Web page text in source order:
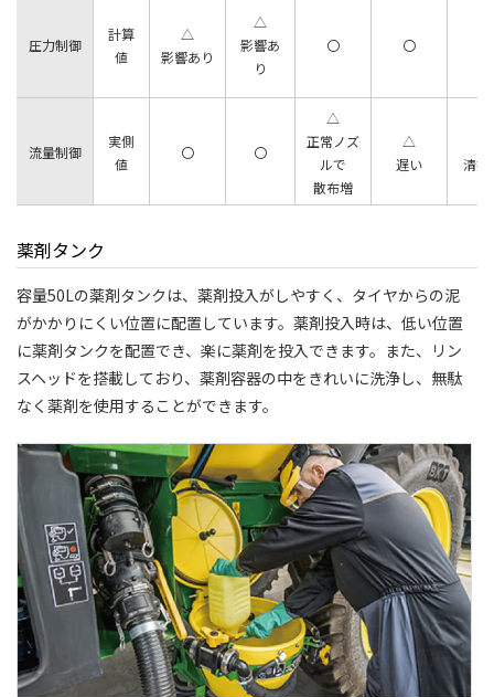
圧力制御
計算
値
△
影響あり
△
影響あ
り
〇 〇
流量制御
実側
値
〇 〇
△
正常ノズ
ルで
散布増
△
遅い
清掃
薬剤タンク
容量50Lの薬剤タンクは、薬剤投入がしやすく、タイヤからの泥
がかかりにくい位置に配置しています。薬剤投入時は、低い位置
に薬剤タンクを配置でき、楽に薬剤を投入できます。また、リン
スヘッドを搭載しており、薬剤容器の中をきれいに洗浄し、無駄
なく薬剤を使用することができます。